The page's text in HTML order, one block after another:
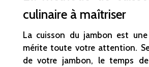
culinaire à maîtriser
La cuisson du jambon est
mérite toute votre attention.
de votre jambon, le temps